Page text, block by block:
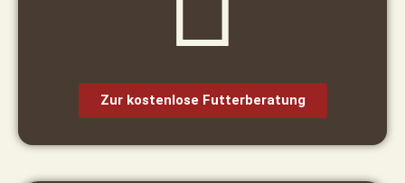
Zur kostenlose Futterberatung​